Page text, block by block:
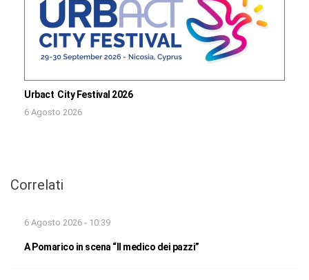
Urbact City Festival 2026
6 Agosto 2026
Correlati
6 Agosto 2026 - 10:39
A Pomarico in scena “Il medico dei pazzi”